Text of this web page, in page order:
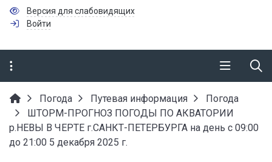
Версия для слабовидящих
Войти
Погода Путевая информация
Погода
ШТОРМ-ПРОГНОЗ ПОГОДЫ ПО АКВАТОРИИ
р.НЕВЫ В ЧЕРТЕ г.САНКТ-ПЕТЕРБУРГА на день с 09:00
до 21:00 5 декабря 2025 г.